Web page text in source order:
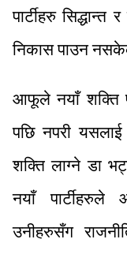
पार्टीहरु सिद्धान्त
निकास पाउन
आफूले नयाँ शक्ति
पछि नपरी
शक्ति लाग्ने डा
नयाँ
उनीहरुसँग